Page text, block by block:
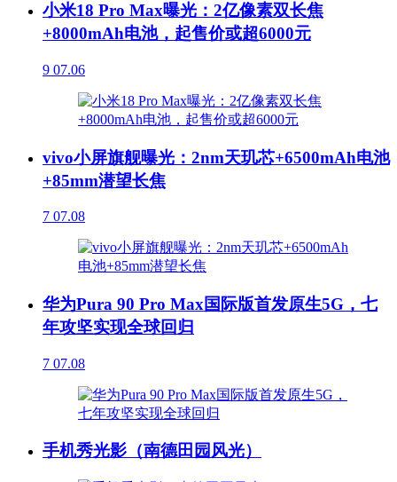
小米18 Pro Max曝光：2亿像素双长焦
+8000mAh电池，起售价或超6000元
9 07.06
vivo小屏旗舰曝光：2nm天玑芯+6500mAh电池
+85mm潜望长焦
7 07.08
华为Pura 90 Pro Max国际版首发原生5G，七
年攻坚实现全球回归
7 07.08
手机秀光影（南德田园风光）